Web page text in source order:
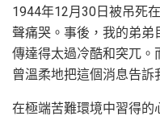
1944年12月30日被吊死
聲痛哭。事後，我的弟
傳達得太過冷酷和突兀。
曾溫柔地把這個消息告訴
在極端苦難環境中習得